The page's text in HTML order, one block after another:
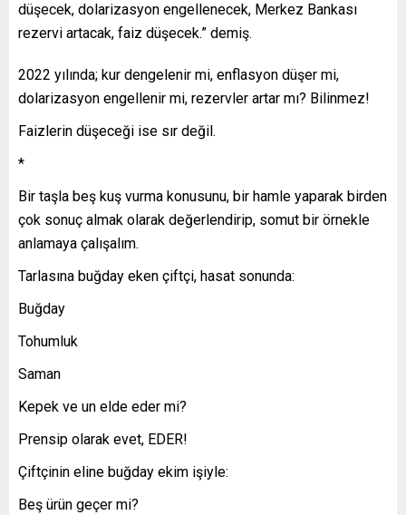
düşecek, dolarizasyon engellenecek, Merkez Bankası
rezervi artacak, faiz düşecek.” demiş.
2022 yılında; kur dengelenir mi, enflasyon düşer mi,
dolarizasyon engellenir mi, rezervler artar mı? Bilinmez!
Faizlerin düşeceği ise sır değil.
*
Bir taşla beş kuş vurma konusunu, bir hamle yaparak birden
çok sonuç almak olarak değerlendirip, somut bir örnekle
anlamaya çalışalım.
Tarlasına buğday eken çiftçi, hasat sonunda:
Buğday
Tohumluk
Saman
Kepek ve un elde eder mi?
Prensip olarak evet, EDER!
Çiftçinin eline buğday ekim işiyle:
Beş ürün geçer mi?